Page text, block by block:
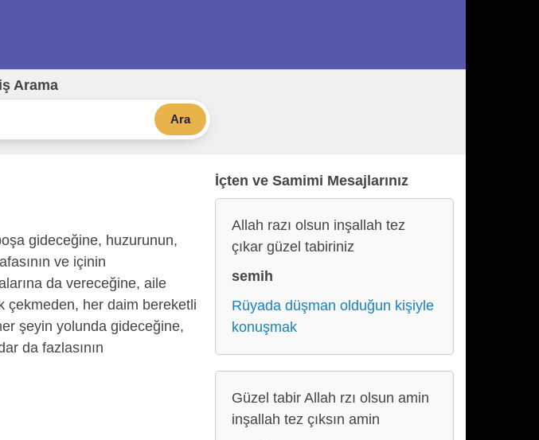
Arama
Ara
gideceğine, huzurunun,
ve içinin
da vereceğine, aile
çekmeden, her daim bereketli
şeyin yolunda gideceğine,
da fazlasının
İçten ve Samimi Mesajlarınız
Allah razı olsun inşallah tez
çıkar güzel tabiriniz
semih
Rüyada düşman olduğun kişiyle
konuşmak
Güzel tabir Allah rzı olsun amin
inşallah tez çıksın amin